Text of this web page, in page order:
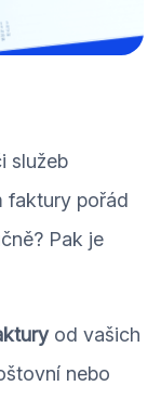
služeb
faktury pořád
Pak je
od vašich
nebo